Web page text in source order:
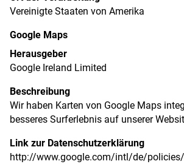
Vereinigte Staaten von Amerika
Google Maps
Herausgeber
Google Ireland Limited
Beschreibung
Wir haben Karten von Google Maps
besseres Surferlebnis auf unserer
Link zur Datenschutzerklärung
http://www.google.com/intl/de/